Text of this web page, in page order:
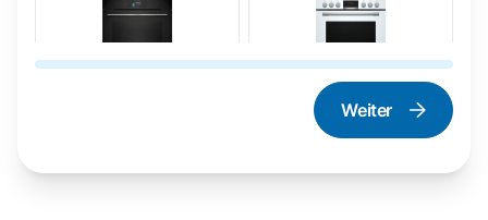
Herd und Backofen
Weiter